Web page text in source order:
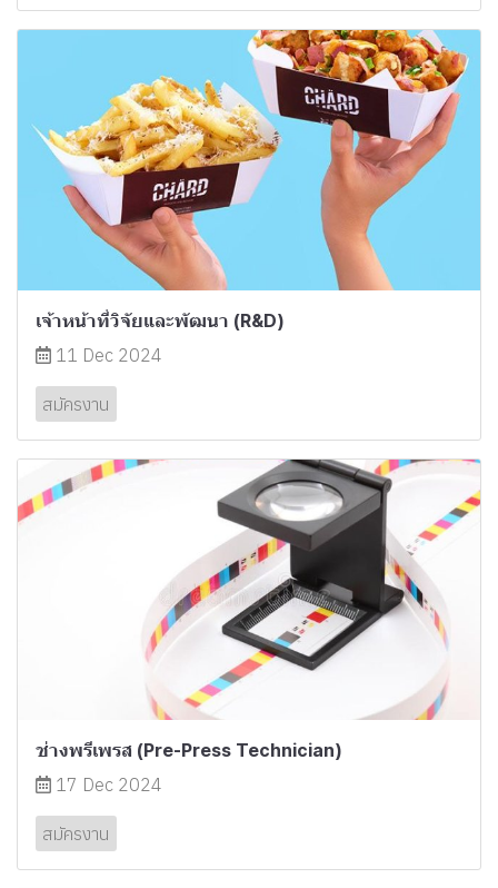
เจ้าหน้าที่วิจัยและพัฒนา (R&D)
11 Dec 2024
สมัครงาน
ช่างพรีเพรส (Pre-Press Technician)
17 Dec 2024
สมัครงาน